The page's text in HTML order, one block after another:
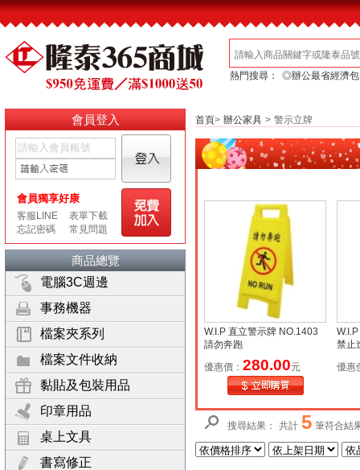
熱門搜尋： ◎辦公最省經濟包
會員登入
商品總覽
電腦3C週邊
事務機器
檔案夾系列
檔案文件收納
黏貼及包裝用品
印章用品
桌上文具
書寫修正
首頁> 辦公家具 > 警示立牌
W.I.P 直立警示牌 NO.1403
請勿奔跑
優惠價： 280.00元
禁止
優惠
搜尋結果： 共計 5 筆符合結